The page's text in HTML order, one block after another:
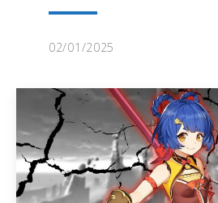
02/01/2025